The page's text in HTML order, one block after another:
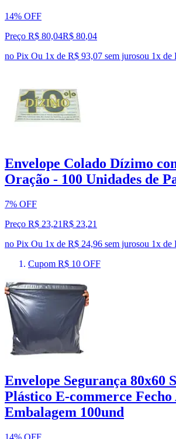
14% OFF
Preço R$ 80,04R$ 80,04
no Pix Ou 1x de R$ 93,07 sem jurosou 1x de
Envelope Colado Dízimo
Oração - 100 Unidades de
7% OFF
Preço R$ 23,21R$ 23,21
no Pix Ou 1x de R$ 24,96 sem jurosou 1x de
Cupom R$ 10 OFF
Envelope Segurança 80x60
Plástico E-commerce Fecho
Embalagem 100und
14% OFF